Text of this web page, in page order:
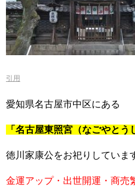
引用
愛知県名古屋市中区にある
「名古屋東照宮（なごやとう
徳川家康公をお祀りしていま
金運アップ・出世開運・商売